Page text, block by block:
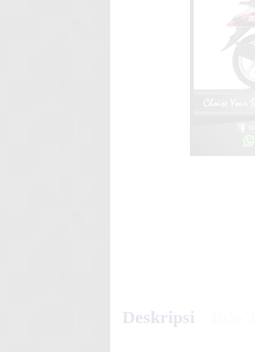
Stiker
Deskripsi